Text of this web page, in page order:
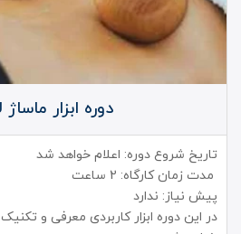
دوره ابزار
تاریخ شروع دوره: اعلام خواهد شد
مدت زمان کارگاه: 2 ساعت
پیش نیاز: ندارد
در این دوره ابزار کاربردی معرفی و